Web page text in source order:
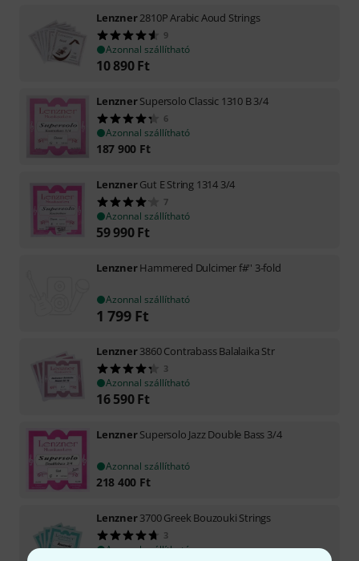
Lenzner2810P Arabic Aoud Strings
9
Azonnal szállítható
10 890 Ft
LenznerSupersolo Classic 1310 B 3/4
6
Azonnal szállítható
187 900 Ft
LenznerGut E String 1314 3/4
7
Azonnal szállítható
59 990 Ft
LenznerHammered Dulcimer f#'' 3-fold
Azonnal szállítható
1 799 Ft
Lenzner3860 Contrabass Balalaika Str
3
Azonnal szállítható
16 590 Ft
LenznerSupersolo Jazz Double Bass 3/4
Azonnal szállítható
218 400 Ft
Lenzner3700 Greek Bouzouki Strings
3
Azonnal szállítható